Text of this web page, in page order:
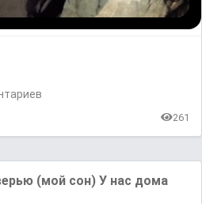
261
(мой сон) У нас дома